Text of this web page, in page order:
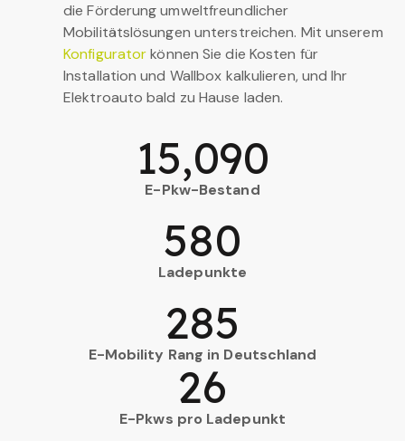
die Förderung umweltfreundlicher
Mobilitätslösungen unterstreichen. Mit unserem
Konfiguratorkönnen Sie die Kosten für
Installation und Wallbox kalkulieren, und Ihr
Elektroauto bald zu Hause laden.
E-Pkw-Bestand
15,090
Ladepunkte
580
E-Mobility Rang in Deutschland
285
E-Pkws pro Ladepunkt
26